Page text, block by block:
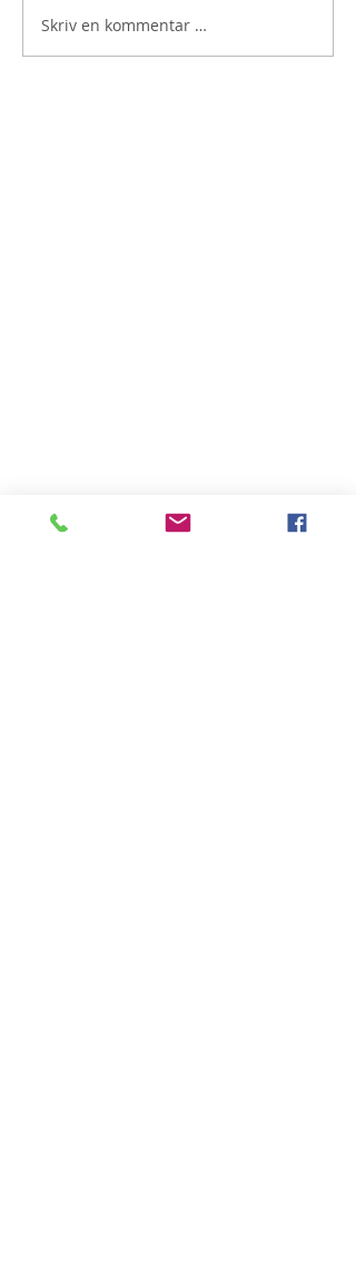
Skriv en kommentar …